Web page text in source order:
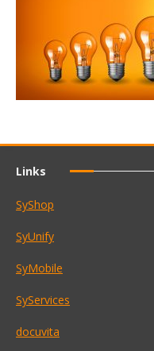
Links
SyShop
SyUnify
SyMobile
SyServices
docuvita